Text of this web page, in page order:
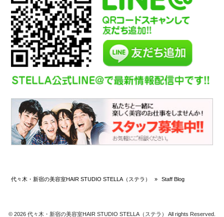
代々木・新宿の美容室HAIR STUDIO STELLA（ステラ） » Staff Blog
© 2026 代々木・新宿の美容室HAIR STUDIO STELLA（ステラ） All rights Reserved.